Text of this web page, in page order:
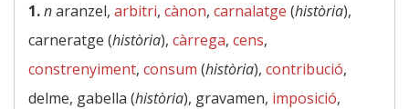
1.naranzel, arbitri, cànon, carnalatge (història),
carneratge (història), càrrega, cens,
constrenyiment, consum (història), contribució,
delme, gabella (història), gravamen, imposició,